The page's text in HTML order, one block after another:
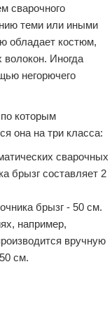
сварочного
теми или иными
обладает костюм,
Иногда
негорючего
которым
она на три класса:
сварочных
брызг составляет 2
брызг - 50 см.
например,
вручную
см.